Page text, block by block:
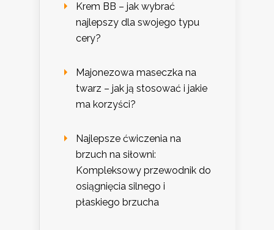
Krem BB – jak wybrać
najlepszy dla swojego typu
cery?
Majonezowa maseczka na
twarz – jak ją stosować i jakie
ma korzyści?
Najlepsze ćwiczenia na
brzuch na siłowni:
Kompleksowy przewodnik do
osiągnięcia silnego i
płaskiego brzucha